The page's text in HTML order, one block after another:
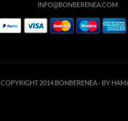
INFO@BONBERENEA.COM
COPYRIGHT 2014 BONBERENEA - BY